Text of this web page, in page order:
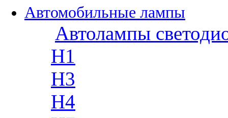
Автомобильные лампы
Автолампы
H1
H3
H4